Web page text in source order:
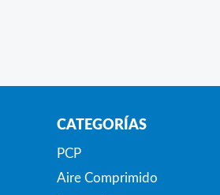
CATEGORÍAS
PCP
Aire Comprimido